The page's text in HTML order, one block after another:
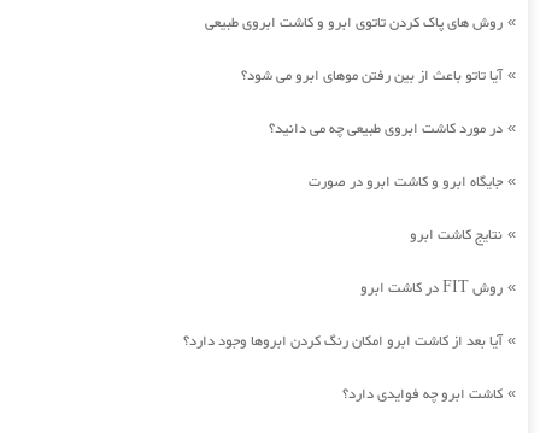
» روش های پاک کردن تاتوی ابرو و کاشت ابروی طبیعی
»آیا تاتو باعث از بین رفتن موهای ابرو می شود؟
» در مورد کاشت ابروی طبیعی چه می دانید؟
» جایگاه ابرو و کاشت ابرو در صورت
» نتایج کاشت ابرو
» روش FIT در کاشت ابرو
»آیا بعد از کاشت ابرو امکان رنگ کردن ابروها وجود دارد؟
» کاشت ابرو چه فوایدی دارد؟